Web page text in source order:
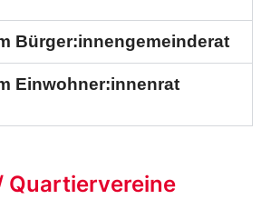
Bürger:innengemeinderat
Einwohner:innenrat
Quartiervereine